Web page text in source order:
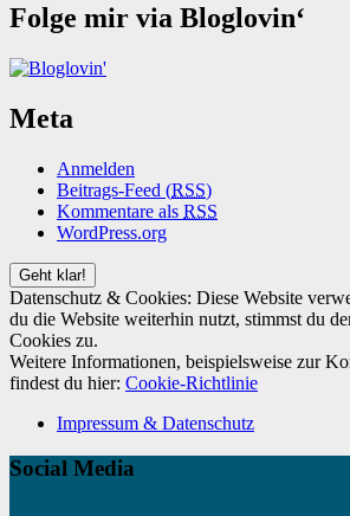
Folge mir via Bloglovin‘
Meta
Anmelden
Beitrags-Feed (RSS)
Kommentare als RSS
WordPress.org
Datenschutz & Cookies: Diese Website
du die Website weiterhin nutzt, stimmst du
Cookies zu.
Weitere Informationen, beispielsweise zur
findest du hier: Cookie-Richtlinie
Impressum & Datenschutz
Social Media